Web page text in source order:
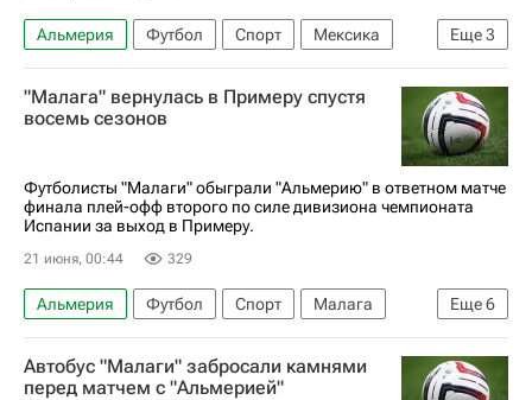
Еще3
Альмерия Футбол Спорт
Мексика
Сесар Монтес (24.02.1997)
Локомотив (Москва)
Крус Асуль
"Малага" вернулась в Примеру спустя
восемь сезонов
Футболисты "Малаги" обыграли "Альмерию" в ответном матче
финала плей-офф второго по силе дивизиона чемпионата
Испании за выход в Примеру.
21 июня, 00:44 329
Еще6
Альмерия Футбол Спорт
Малага
Альмерия
Лео Баптистао
Малага
Депортиво (Ла-Корунья)
Автобус "Малаги" забросали камнями
перед матчем с "Альмерией"